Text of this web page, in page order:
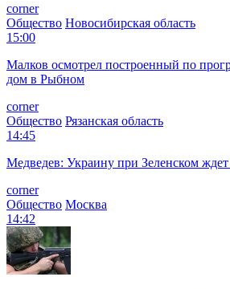
corner
Общество Новосибирская область
15:00
Малков осмотрел построенный по
дом в Рыбном
corner
Общество Рязанская область
14:45
Медведев: Украину при Зеленском
corner
Общество Москва
14:42